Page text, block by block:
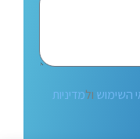
השימוש ולמדיניות